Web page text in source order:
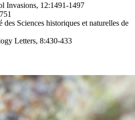
Invasions, 12:1491-1497
Sciences historiques et naturelles de
Letters, 8:430-433